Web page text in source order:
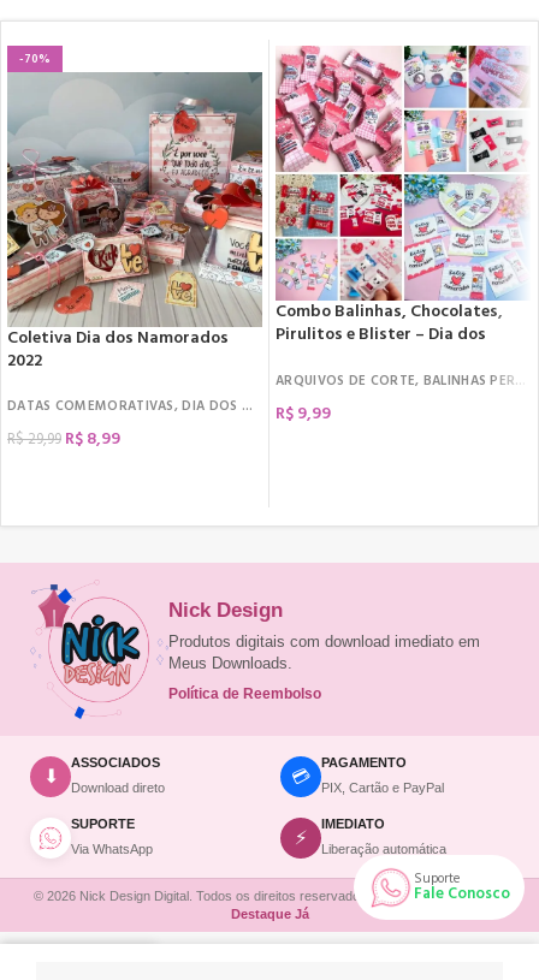
-70%
Coletiva Dia dos Namorados
2022
DATAS COMEMORATIVAS,DIA DOS NAMORADOS ,
R$29,99 R$8,99
Combo Balinhas, Chocolates,
Pirulitos e Blister – Dia dos
ARQUIVOS DE CORTE, BALINHAS PERSONALIZADAS
R$9,99
Suporte
Fale Conosco
Nick Design
Produtos digitais com download imediato em
Meus Downloads.
Política de Reembolso
⬇
ASSOCIADOS
Download direto
💳
PAGAMENTO
PIX, Cartão e PayPal
SUPORTE
Via WhatsApp
⚡
IMEDIATO
Liberação automática
© 2026 Nick Design Digital. Todos os direitos reservados. | Site desenvolvido por
Destaque Já